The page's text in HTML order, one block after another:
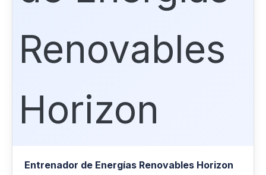
Entrenador de Energías Renovables Horizon